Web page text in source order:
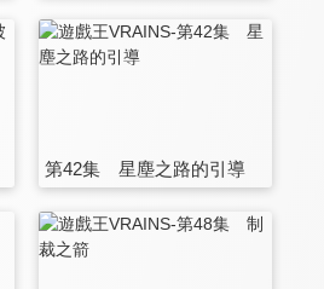
第42集 星塵之路的引導